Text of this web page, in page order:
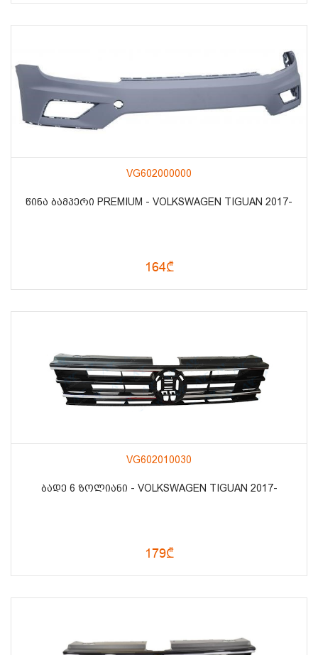
VG602000000
ᲬᲘᲜᲐ ᲑᲐᲛᲞᲔᲠᲘ PREMIUM - VOLKSWAGEN TIGUAN 2017-
164₾
VG602010030
ᲑᲐᲓᲔ 6 ᲖᲝᲚᲘᲐᲜᲘ - VOLKSWAGEN TIGUAN 2017-
179₾